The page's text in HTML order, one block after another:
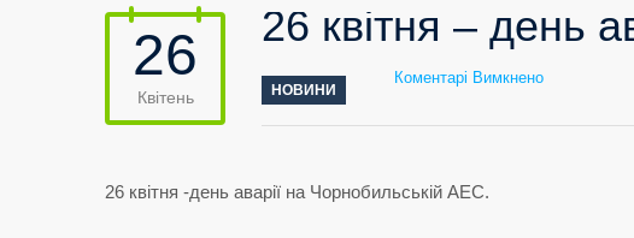
26
Квітень
26 квітня – день
НОВИНИ
Коментарі Вимкненодо
26
квітня
26 квітня -день аварії на Чорнобильській АЕС.